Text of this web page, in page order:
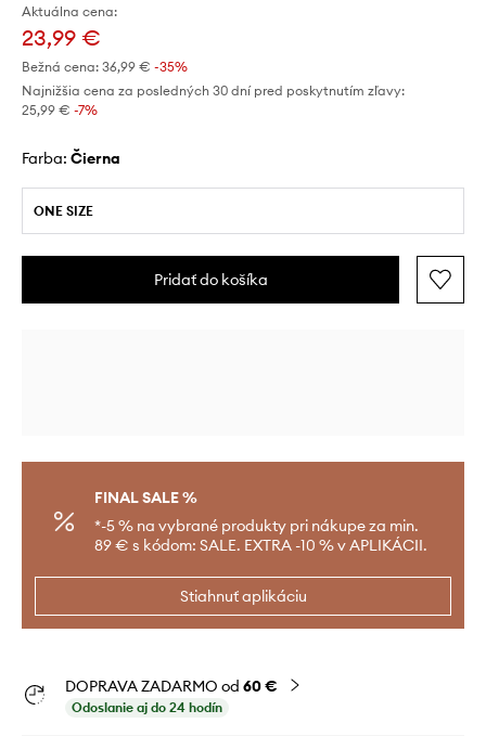
Aktuálna cena:
23,99 €
Bežná cena: 36,99 € -35%
Najnižšia cena za posledných 30 dní pred poskytnutím zľavy:
25,99 € -7%
Farba: čierna
ONE SIZE
Pridať do košíka
FINAL SALE %
*-5 % na vybrané produkty pri nákupe za min.
89 € s kódom: SALE. EXTRA -10 % v APLIKÁCII.
Stiahnuť aplikáciu
DOPRAVA ZADARMO od 60 €
Odoslanie aj do 24 hodín